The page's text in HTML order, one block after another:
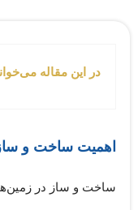
در این مقاله
اهمیت ساخت و
ساخت و ساز در